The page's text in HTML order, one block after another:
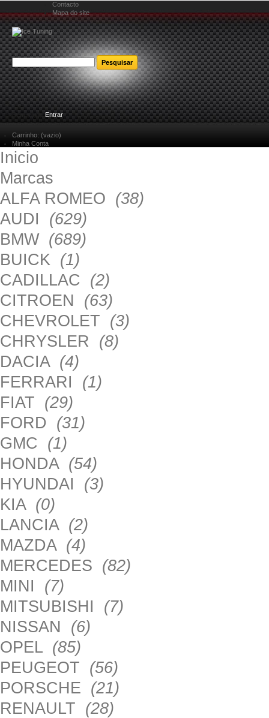
Contacto
Mapa do site
Bem-vindoEntrar
Carrinho: (vazio)
Minha Conta
Inicio
Marcas
ALFA ROMEO (38)
AUDI (629)
BMW (689)
BUICK (1)
CADILLAC (2)
CITROEN (63)
CHEVROLET (3)
CHRYSLER (8)
DACIA (4)
FERRARI (1)
FIAT (29)
FORD (31)
GMC (1)
HONDA (54)
HYUNDAI (3)
KIA (0)
LANCIA (2)
MAZDA (4)
MERCEDES (82)
MINI (7)
MITSUBISHI (7)
NISSAN (6)
OPEL (85)
PEUGEOT (56)
PORSCHE (21)
RENAULT (28)